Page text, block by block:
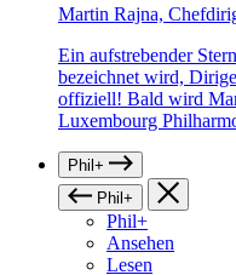
Martin Rajna,
Ein aufstrebender
bezeichnet wird,
offiziell! Bald wird
Luxembourg
Phil+
Phil+
Phil+
Ansehen
Lesen